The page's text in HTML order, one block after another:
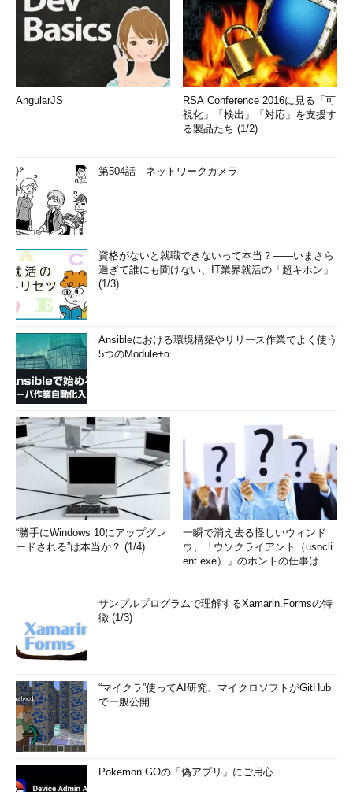
AngularJS
RSA Conference 2016に見る「可
視化」「検出」「対応」を支援す
る製品たち (1/2)
第504話 ネットワークカメラ
資格がないと就職できないって本当？――いまさら
過ぎて誰にも聞けない、IT業界就活の「超キホン」
(1/3)
Ansibleにおける環境構築やリリース作業でよく使う
5つのModule+α
“勝手にWindows 10にアップグレ
ードされる”は本当か？ (1/4)
一瞬で消え去る怪しいウィンド
ウ、「ウソクライアント（usocli
ent.exe）」のホントの仕事は？
サンプルプログラムで理解するXamarin.Formsの特
徴 (1/3)
“マイクラ”使ってAI研究、マイクロソフトがGitHub
で一般公開
Pokemon GOの「偽アプリ」にご用心